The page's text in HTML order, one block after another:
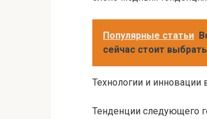
Популярные статьи
сейчас стоит
Технологии и инновации
Тенденции следующего